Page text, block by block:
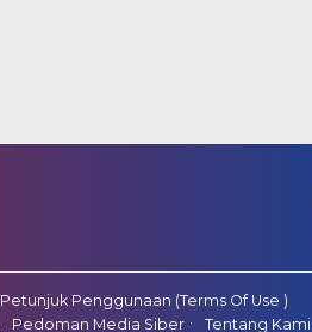
Petunjuk Penggunaan (Terms Of Use )
Pedoman Media Siber Tentang Kami